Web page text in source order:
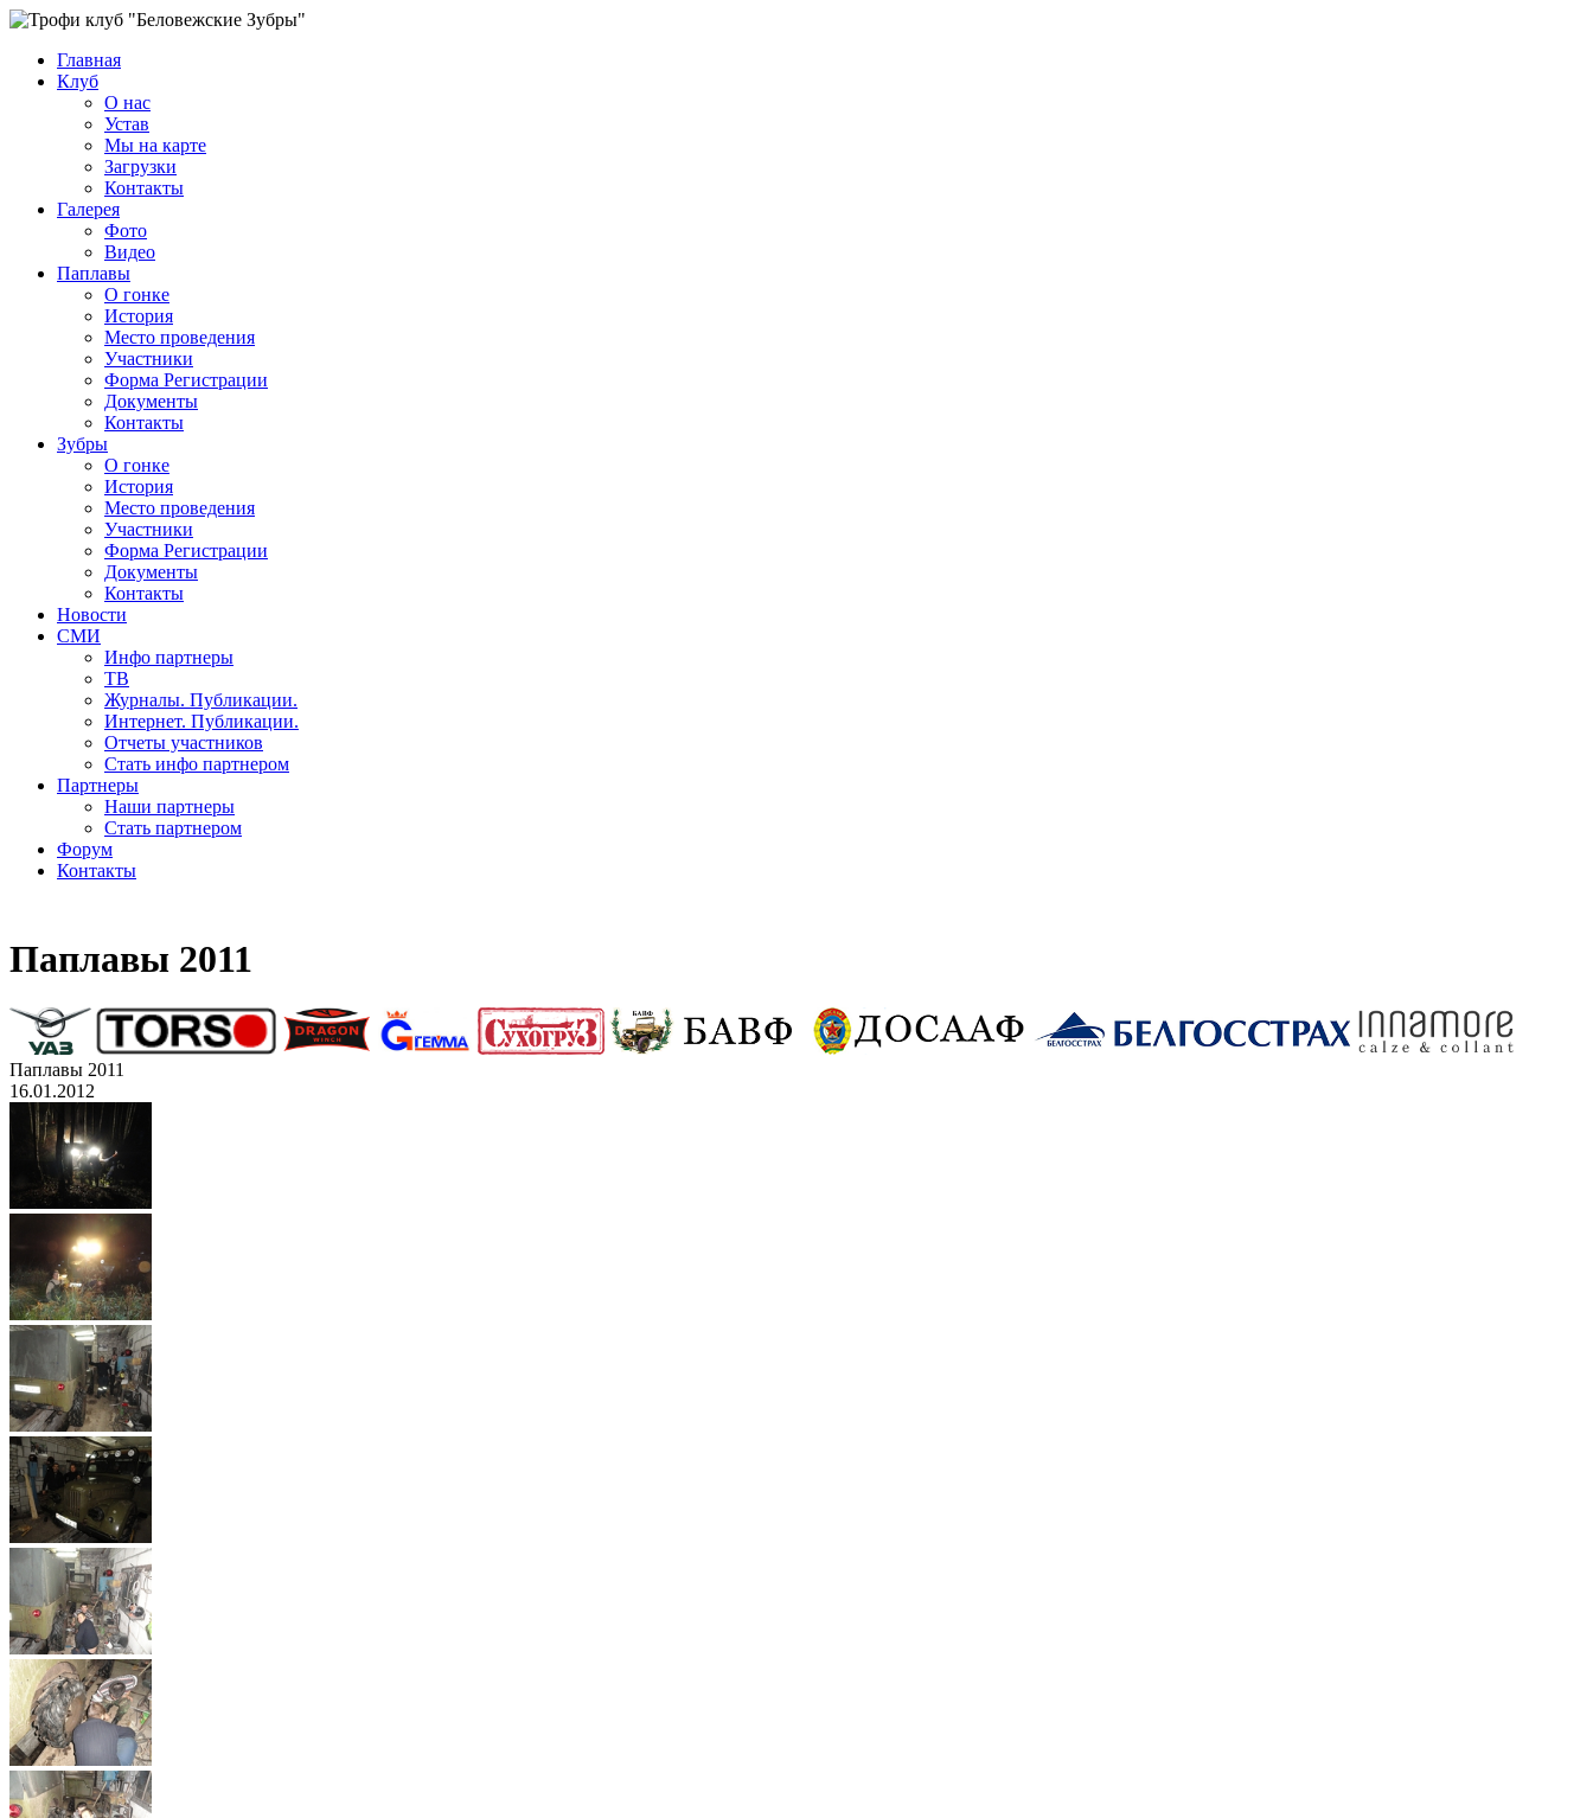
Главная
Клуб
О нас
Устав
Мы на карте
Загрузки
Контакты
Галерея
Фото
Видео
Паплавы
О гонке
История
Место проведения
Участники
Форма Регистрации
Документы
Контакты
Зубры
О гонке
История
Место проведения
Участники
Форма Регистрации
Документы
Контакты
Новости
СМИ
Инфо партнеры
ТВ
Журналы. Публикации.
Интернет. Публикации.
Отчеты участников
Стать инфо партнером
Партнеры
Наши партнеры
Стать партнером
Форум
Контакты
Паплавы 2011
Паплавы 2011
16.01.2012